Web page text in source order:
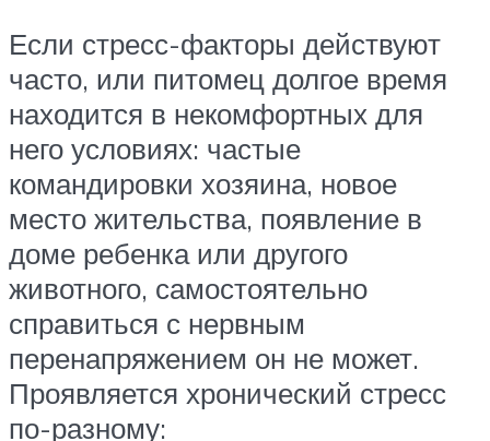
Если стресс-факторы действуют
часто, или питомец долгое время
находится в некомфортных для
него условиях: частые
командировки хозяина, новое
место жительства, появление в
доме ребенка или другого
животного, самостоятельно
справиться с нервным
перенапряжением он не может.
Проявляется хронический стресс
по-разному: